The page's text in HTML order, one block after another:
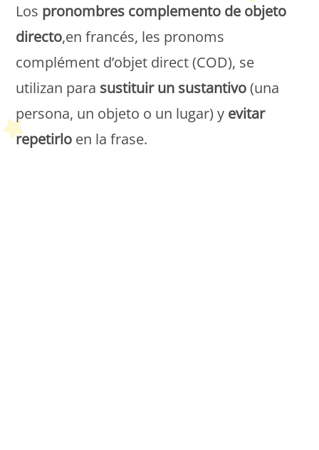
Los pronombres complemento de objeto
directo,en francés, les pronoms
complément d’objet direct (COD), se
utilizan para sustituir un sustantivo(una
persona, un objeto o un lugar) y evitar
repetirlo en la frase.